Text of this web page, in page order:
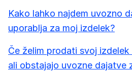
Kako lahko najdem uvozno
uporablja za moj izdelek?
Če želim prodati svoj
ali obstajajo uvozne dajatve